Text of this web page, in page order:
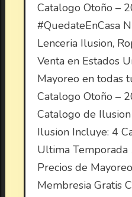
Catalogo Otoño –
#QuedateEnCasa
Lenceria Ilusion,
Venta en Estados
Mayoreo en todas
Catalogo Otoño –
Catalogo de
Ilusion Incluye: 4
Ultima Temporada
Precios de
Membresia Gratis